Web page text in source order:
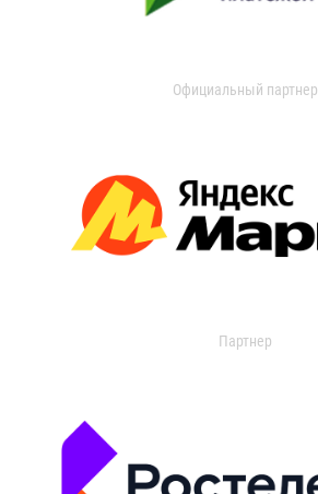
Официальный партнер
Партнер